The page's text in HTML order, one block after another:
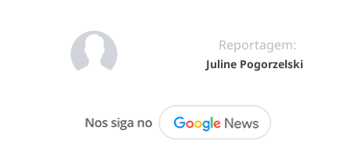
Reportagem:
Juline Pogorzelski